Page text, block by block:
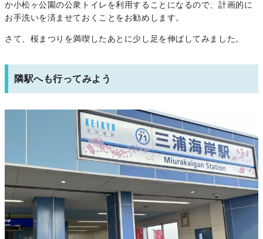
か小松ヶ公園の公衆トイレを利用することになるので、計画的に
お手洗いを済ませておくことをお勧めします。
さて、桜まつりを満喫したあとに少し足を伸ばしてみました。
隣駅へも行ってみよう